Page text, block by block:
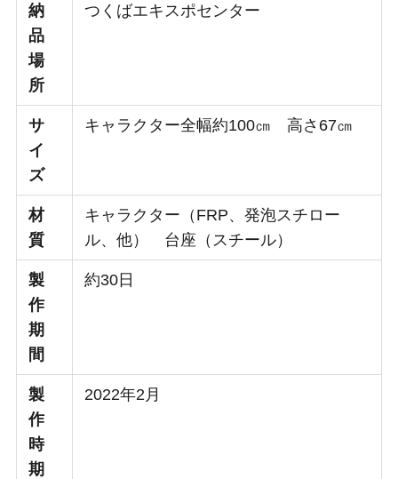
納
品
場
所
つくばエキスポセンター
サ
イ
ズ
キャラクター全幅約100㎝ 高さ67㎝
材
質
キャラクター（FRP、発泡スチロー
ル、他） 台座（スチール）
製
作
期
間
約30日
製
作
時
期
2022年2月